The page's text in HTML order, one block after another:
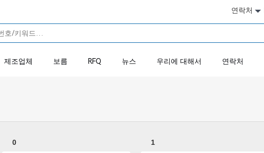
연락처
제조업체 보름 RFQ 뉴스 우리에 대해서 연락처
0 1